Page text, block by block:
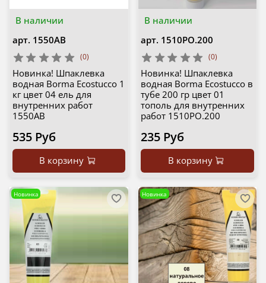
В наличии
арт. 1550AB
(0)
Новинка! Шпаклевка
водная Borma Ecostucco 1
кг цвет 04 ель для
внутренних работ
1550AB
535 Руб
В корзину
В наличии
арт. 1510PO.200
(0)
Новинка! Шпаклевка
водная Borma Ecostucco в
тубе 200 гр цвет 01
тополь для внутренних
работ 1510PO.200
235 Руб
В корзину
Новинка Новинка